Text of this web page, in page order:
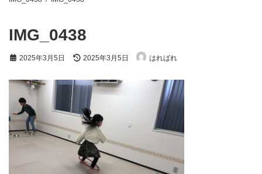
IMG_0438
2025年3月5日
最
新
:
2025年3月5日 はればれ